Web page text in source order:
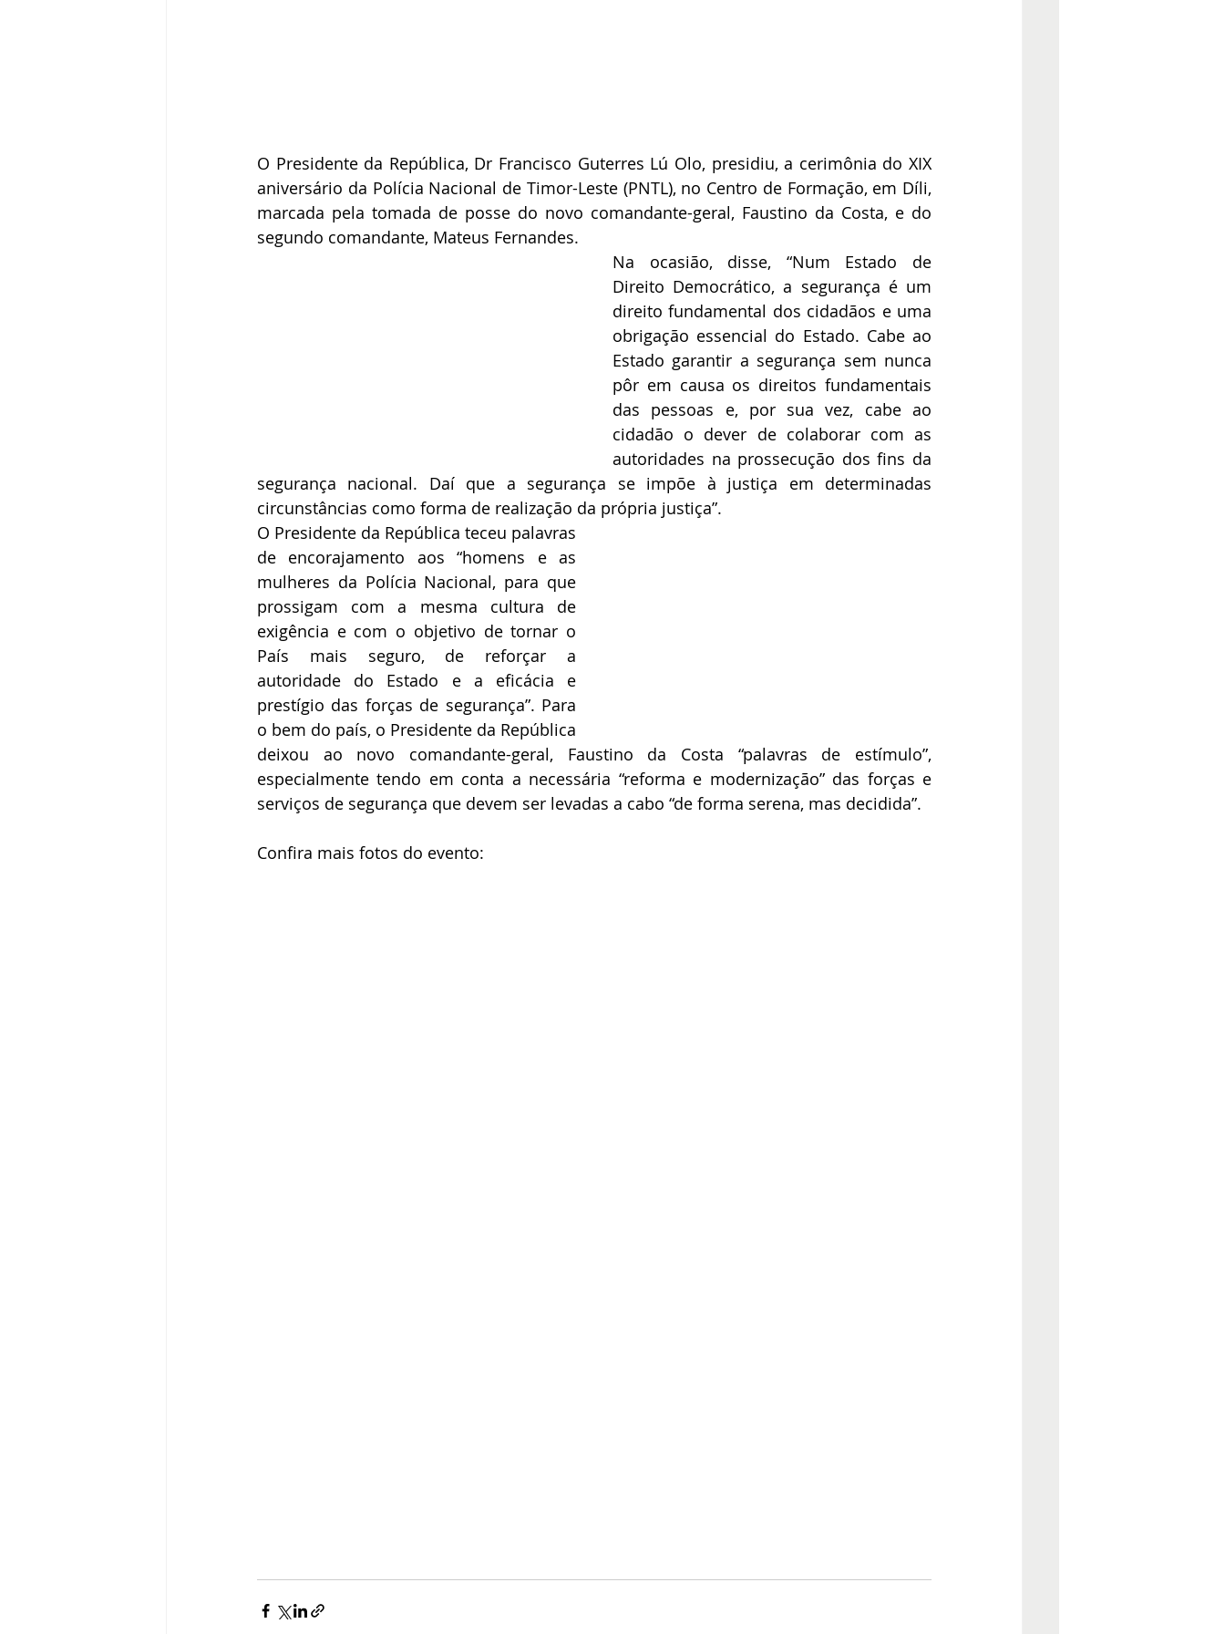
O Presidente da República, Dr Francisco Guterres Lú Olo, presidiu, a cerimônia do XIX
aniversário da Polícia Nacional de Timor-Leste (PNTL), no Centro de Formação, em Díli,
marcada pela tomada de posse do novo comandante-geral, Faustino da Costa, e do
segundo comandante, Mateus Fernandes.
Na ocasião, disse, “Num Estado de
Direito Democrático, a segurança é um
direito fundamental dos cidadãos e uma
obrigação essencial do Estado. Cabe ao
Estado garantir a segurança sem nunca
pôr em causa os direitos fundamentais
das pessoas e, por sua vez, cabe ao
cidadão o dever de colaborar com as
autoridades na prossecução dos fins da
segurança nacional. Daí que a segurança se impõe à justiça em determinadas
circunstâncias como forma de realização da própria justiça”.
O Presidente da República teceu palavras
de encorajamento aos “homens e as
mulheres da Polícia Nacional, para que
prossigam com a mesma cultura de
exigência e com o objetivo de tornar o
País mais seguro, de reforçar a
autoridade do Estado e a eficácia e
prestígio das forças de segurança”. Para
o bem do país, o Presidente da República
deixou ao novo comandante-geral, Faustino da Costa “palavras de estímulo”,
especialmente tendo em conta a necessária “reforma e modernização” das forças e
serviços de segurança que devem ser levadas a cabo “de forma serena, mas decidida”.
Confira mais fotos do evento: